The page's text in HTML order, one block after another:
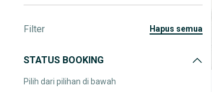
Filter hapus semua
STATUS BOOKING
Pilih dari pilihan di bawah